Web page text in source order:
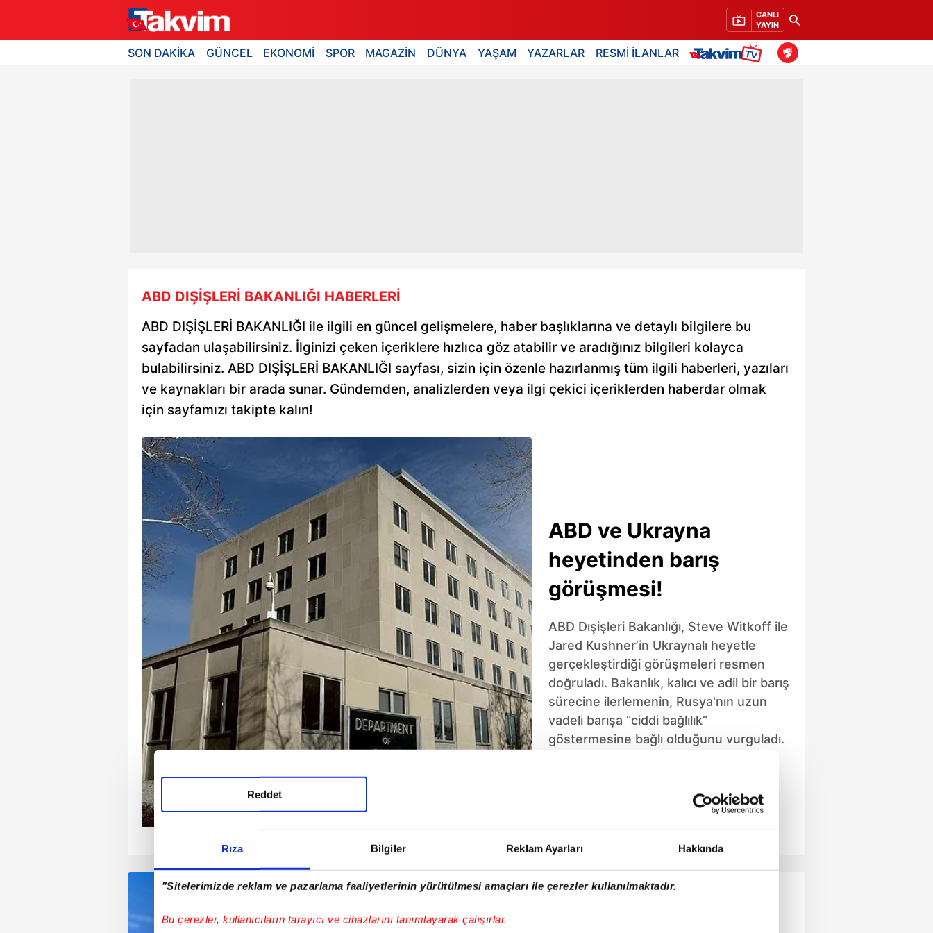
Rıza Bilgiler Reklam Ayarları Hakkında
"Sitelerimizde reklam ve pazarlama faaliyetlerinin yürütülmesi amaçları ile çerezler kullanılmaktadır.
Bu çerezler, kullanıcıların tarayıcı ve cihazlarını tanımlayarak çalışırlar.
Reddet
CANLI
YAYIN
SON DAKİKA GÜNCEL EKONOMİ SPOR MAGAZİN DÜNYA YAŞAM YAZARLAR RESMİ İLANLAR
ABD DIŞİŞLERİ BAKANLIĞI HABERLERİ
ABD DIŞİŞLERİ BAKANLIĞI ile ilgili en güncel gelişmelere, haber başlıklarına ve detaylı bilgilere bu
sayfadan ulaşabilirsiniz. İlginizi çeken içeriklere hızlıca göz atabilir ve aradığınız bilgileri kolayca
bulabilirsiniz. ABD DIŞİŞLERİ BAKANLIĞI sayfası, sizin için özenle hazırlanmış tüm ilgili haberleri, yazıları
ve kaynakları bir arada sunar. Gündemden, analizlerden veya ilgi çekici içeriklerden haberdar olmak
için sayfamızı takipte kalın!
ABD ve Ukrayna
heyetinden barış
görüşmesi!
ABD Dışişleri Bakanlığı, Steve Witkoff ile
Jared Kushner’in Ukraynalı heyetle
gerçekleştirdiği görüşmeleri resmen
doğruladı. Bakanlık, kalıcı ve adil bir barış
sürecine ilerlemenin, Rusya'nın uzun
vadeli barışa “ciddi bağlılık”
göstermesine bağlı olduğunu vurguladı.
7